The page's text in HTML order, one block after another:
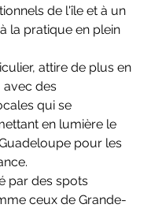
de l'île et à un
la pratique en plein
attire de plus en
avec des
qui se
en lumière le
pour les
par des spots
ceux de Grande-